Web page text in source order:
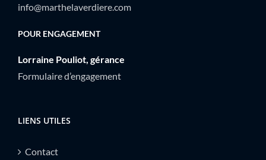
info@marthelaverdiere.com
POUR ENGAGEMENT
Lorraine Pouliot, gérance
Formulaire d’engagement
LIENS UTILES
Contact